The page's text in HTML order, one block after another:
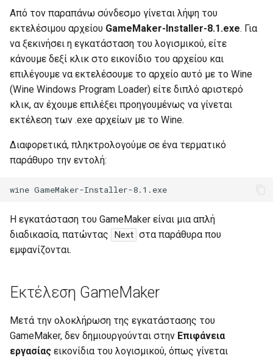
Από τον παραπάνω σύνδεσμο γίνεται λήψη του
εκτελέσιμου αρχείου GameMaker-Installer-8.1.exe. Για
να ξεκινήσει η εγκατάσταση του λογισμικού, είτε
κάνουμε δεξί κλικ στο εικονίδιο του αρχείου και
επιλέγουμε να εκτελέσουμε το αρχείο αυτό με το Wine
(Wine Windows Program Loader) είτε διπλό αριστερό
κλικ, αν έχουμε επιλέξει προηγουμένως να γίνεται
εκτέλεση των .exe αρχείων με το Wine.
Διαφορετικά, πληκτρολογούμε σε ένα τερματικό
παράθυρο την εντολή:
wine
Η εγκατάσταση του GameMaker είναι μια απλή
διαδικασία, πατώντας
Next στα παράθυρα που
εμφανίζονται.
Εκτέλεση GameMaker
Μετά την ολοκλήρωση της εγκατάστασης του
GameMaker, δεν δημιουργούνται στην Επιφάνεια
εργασίας εικονίδια του λογισμικού, όπως γίνεται